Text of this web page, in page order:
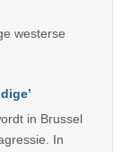
westerse
in Brussel
In